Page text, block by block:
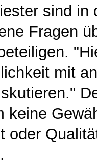
sind in
Fragen
mit
keine
oder